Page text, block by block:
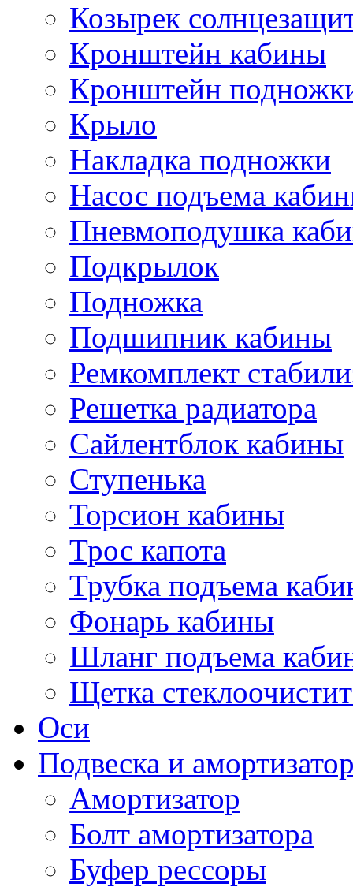
Козырек
Кронштейн кабины
Кронштейн
Крыло
Накладка подножки
Насос подъема
Пневмоподушка
Подкрылок
Подножка
Подшипник кабины
Ремкомплект
Решетка радиатора
Сайлентблок кабины
Ступенька
Торсион кабины
Трос капота
Трубка подъема
Фонарь кабины
Шланг подъема
Щетка
Оси
Подвеска и
Амортизатор
Болт амортизатора
Буфер рессоры